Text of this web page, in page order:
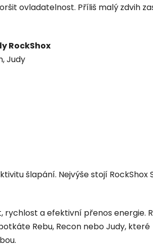
ovladatelnost. Příliš malý zdvih
RockShox
Judy
šlapání. Nejvýše stojí RockShox
a efektivní přenos energie.
Rebu, Recon nebo Judy, které